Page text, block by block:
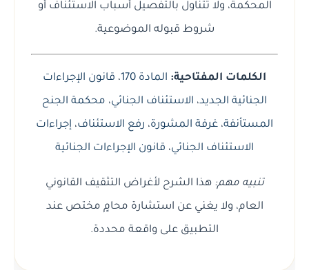
المحكمة، ولا تتناول بالتفصيل أسباب الاستئناف أو
شروط قبوله الموضوعية.
الكلمات المفتاحية: المادة 170 ، قانون الإجراءات
الجنائية الجديد، الاستئناف الجنائي، محكمة الجنح
المستأنفة، غرفة المشورة، رفع الاستئناف، إجراءات
الاستئناف الجنائي، قانون الإجراءات الجنائية
تنبيه مهم: هذا الشرح لأغراض التثقيف القانوني
العام، ولا يغني عن استشارة محامٍ مختص عند
التطبيق على واقعة محددة.